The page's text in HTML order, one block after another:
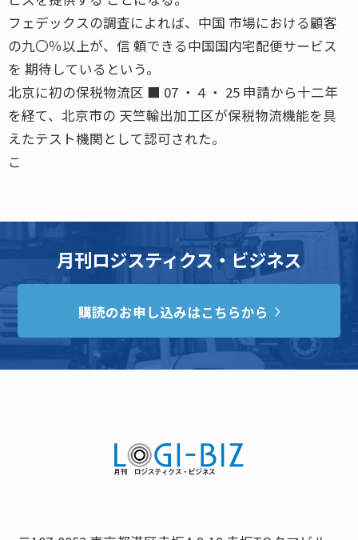
フェデックスの調査によれば、中国 市場における顧客
の九〇％以上が、信 頼できる中国国内宅配便サービス
を 期待しているという。
北京に初の保税物流区 ■ 07 ・４・ 25 申請から十二年
を経て、北京市の 天竺輸出加工区が保税物流機能を具
えたテスト機関として認可された。
こ
月刊ロジスティクス・ビジネス
購読のお申し込みはこちらから